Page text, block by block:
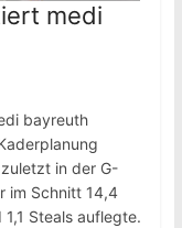
medi
bayreuth
in der G-
im Schnitt 14,4
Steals auflegte.